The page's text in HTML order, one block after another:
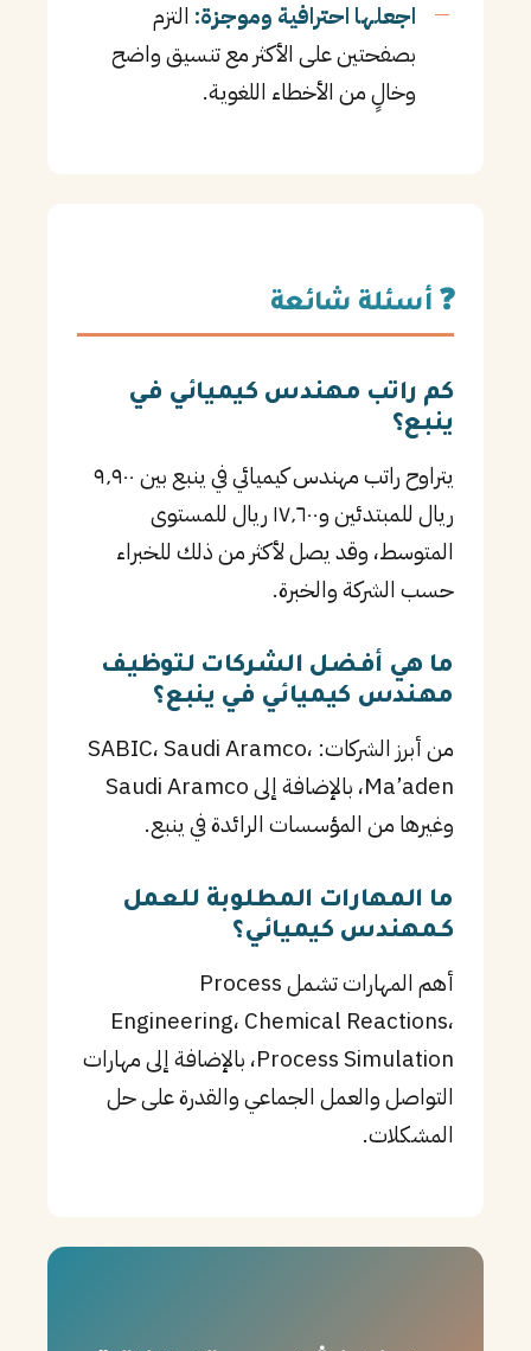
اجعلها احترافية وموجزة: التزم
بصفحتين على الأكثر مع تنسيق واضح
وخالٍ من الأخطاء اللغوية.
❓ أسئلة شائعة
كم راتب مهندس كيميائي في
ينبع؟
يتراوح راتب مهندس كيميائي في ينبع بين ٩٬٩٠٠
ريال للمبتدئين و١٧٬٦٠٠ ريال للمستوى
المتوسط، وقد يصل لأكثر من ذلك للخبراء
حسب الشركة والخبرة.
ما هي أفضل الشركات لتوظيف
مهندس كيميائي في ينبع؟
من أبرز الشركات: SABIC، Saudi Aramco،
Ma’aden، بالإضافة إلى Saudi Aramco
وغيرها من المؤسسات الرائدة في ينبع.
ما المهارات المطلوبة للعمل
كـمهندس كيميائي؟
أهم المهارات تشمل Process
Engineering، Chemical Reactions،
Process Simulation، بالإضافة إلى مهارات
التواصل والعمل الجماعي والقدرة على حل
المشكلات.